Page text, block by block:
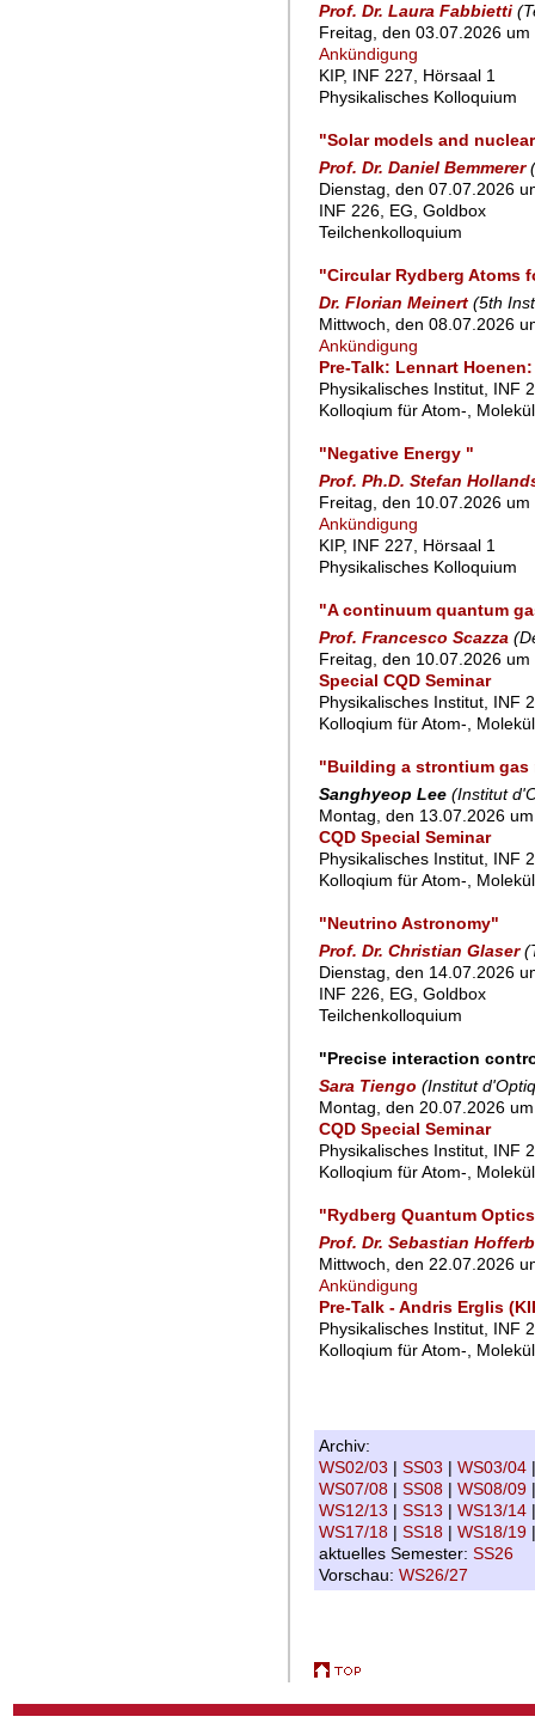
Prof. Dr. Laura Fabbietti
Freitag, den 03.07.2026
Ankündigung
KIP, INF 227, Hörsaal 1
Physikalisches Kolloquium
"Solar models and
Prof. Dr. Daniel Bemmerer
Dienstag, den 07.07.2026
INF 226, EG, Goldbox
Teilchenkolloquium
"Circular Rydberg Atoms
Dr. Florian Meinert (5th
Mittwoch, den 08.07.2026
Ankündigung
Pre-Talk: Lennart
Physikalisches Institut, INF
Kolloqium für Atom-,
"Negative Energy "
Prof. Ph.D. Stefan
Freitag, den 10.07.2026
Ankündigung
KIP, INF 227, Hörsaal 1
Physikalisches Kolloquium
"A continuum quantum
Prof. Francesco Scazza
Freitag, den 10.07.2026
Special CQD Seminar
Physikalisches Institut, INF
Kolloqium für Atom-,
"Building a strontium
Sanghyeop Lee (Institut
Montag, den 13.07.2026
CQD Special Seminar
Physikalisches Institut, INF
Kolloqium für Atom-,
"Neutrino Astronomy"
Prof. Dr. Christian Glaser
Dienstag, den 14.07.2026
INF 226, EG, Goldbox
Teilchenkolloquium
"Precise interaction
Sara Tiengo (Institut
Montag, den 20.07.2026
CQD Special Seminar
Physikalisches Institut, INF
Kolloqium für Atom-,
"Rydberg Quantum
Prof. Dr. Sebastian
Mittwoch, den 22.07.2026
Ankündigung
Pre-Talk - Andris Erglis
Physikalisches Institut, INF
Kolloqium für Atom-,
Archiv:
WS02/03 | SS03 | WS03/04
WS07/08 | SS08 | WS08/09
WS12/13 | SS13 | WS13/14
WS17/18 | SS18 | WS18/19
aktuelles Semester: SS26
Vorschau: WS26/27